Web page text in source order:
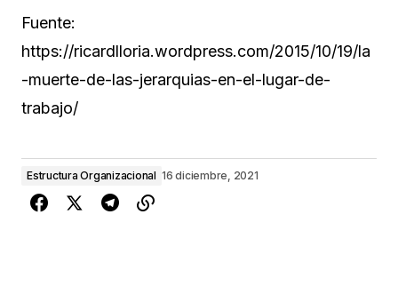
Fuente:
https://ricardlloria.wordpress.com/2015/10/19/la
-muerte-de-las-jerarquias-en-el-lugar-de-
trabajo/
Estructura Organizacional 16 diciembre, 2021